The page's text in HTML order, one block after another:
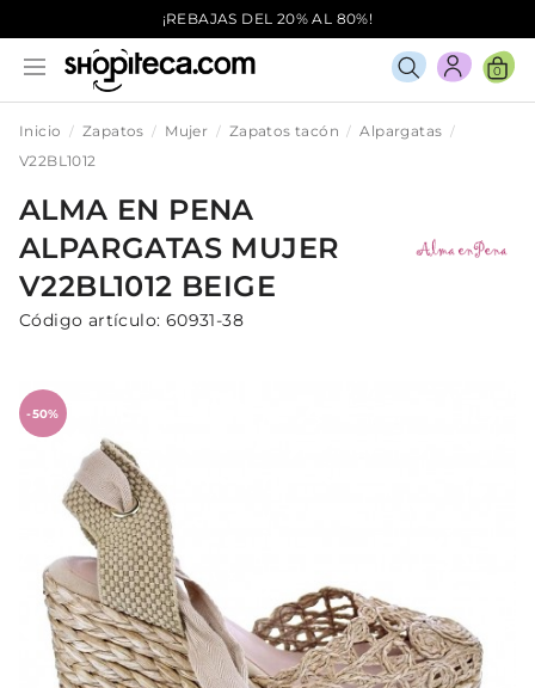
¡REBAJAS DEL 20% AL 80%!
0
Inicio Zapatos Mujer Zapatos tacón
Alpargatas
V22BL1012
ALMA EN PENA
ALPARGATAS MUJER
V22BL1012 BEIGE
Código artículo: 60931-38
-50%